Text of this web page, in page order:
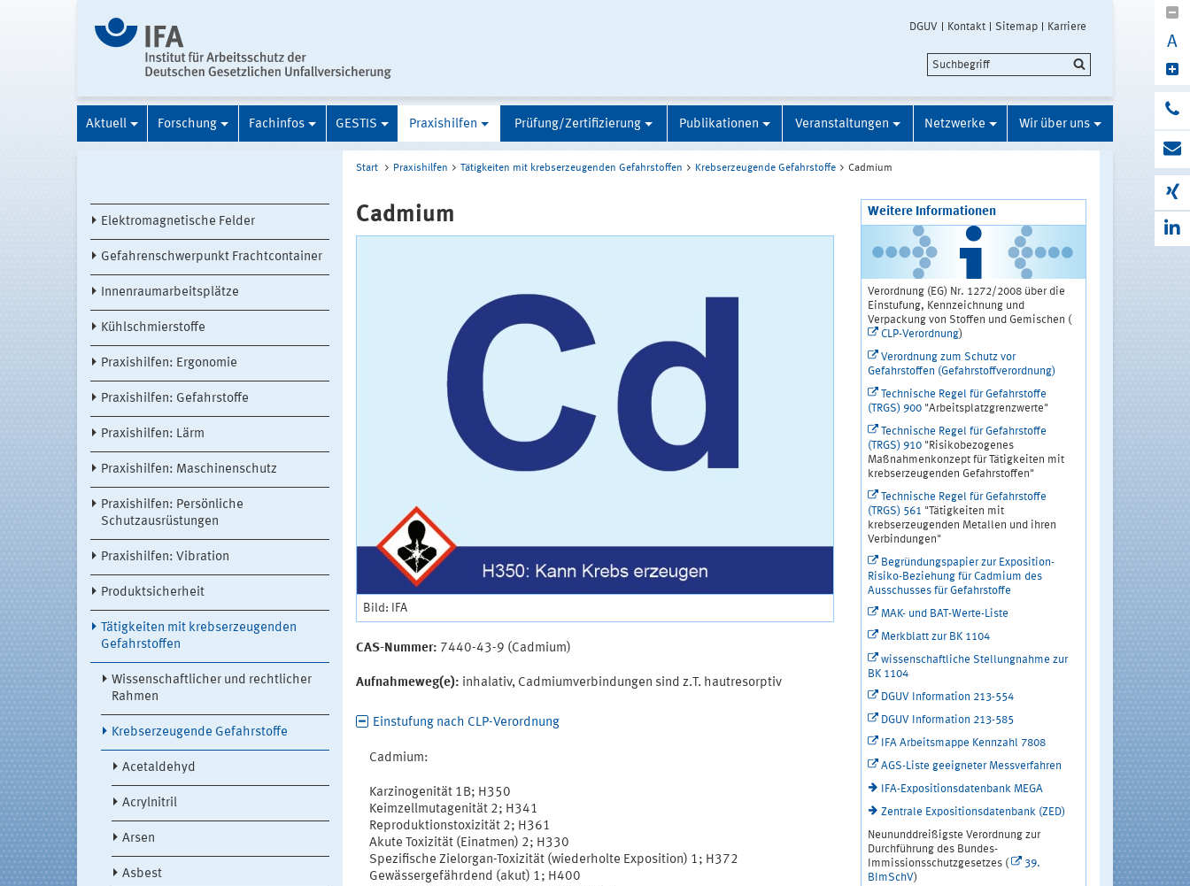
DGUV Kontakt Sitemap Karriere
A
Aktuell Forschung Fachinfos GESTIS Praxishilfen Prüfung/Zertifizierung Publikationen Veranstaltungen Netzwerke Wir über uns
Elektromagnetische Felder
Gefahrenschwerpunkt Frachtcontainer
Innenraumarbeitsplätze
Kühlschmierstoffe
Praxishilfen: Ergonomie
Praxishilfen: Gefahrstoffe
Praxishilfen: Lärm
Praxishilfen: Maschinenschutz
Praxishilfen: Persönliche
Schutzausrüstungen
Praxishilfen: Vibration
Produktsicherheit
Tätigkeiten mit krebserzeugenden
Gefahrstoffen
Wissenschaftlicher und rechtlicher
Rahmen
Krebserzeugende Gefahrstoffe
Acetaldehyd
Acrylnitril
Arsen
Asbest
Start Praxishilfen Tätigkeiten mit krebserzeugenden Gefahrstoffen Krebserzeugende Gefahrstoffe Cadmium
Cadmium
Bild: IFA
CAS-Nummer: 7440-43-9 (Cadmium)
Aufnahmeweg(e): inhalativ, Cadmiumverbindungen sind z.T. hautresorptiv
Einstufung nach CLP-Verordnung
Cadmium:
Karzinogenität 1B; H350
Keimzellmutagenität 2; H341
Reproduktionstoxizität 2; H361
Akute Toxizität (Einatmen) 2; H330
Spezifische Zielorgan-Toxizität (wiederholte Exposition) 1; H372
Gewässergefährdend (akut) 1; H400
Weitere Informationen
Verordnung (EG) Nr. 1272/2008 über die
Einstufung, Kennzeichnung und
Verpackung von Stoffen und Gemischen (
CLP-Verordnung)
Verordnung zum Schutz vor
Gefahrstoffen (Gefahrstoffverordnung)
Technische Regel für Gefahrstoffe
(TRGS) 900"Arbeitsplatzgrenzwerte"
Technische Regel für Gefahrstoffe
(TRGS) 910"Risikobezogenes
Maßnahmenkonzept für Tätigkeiten mit
krebserzeugenden Gefahrstoffen"
Technische Regel für Gefahrstoffe
(TRGS) 561 "Tätigkeiten mit
krebserzeugenden Metallen und ihren
Verbindungen"
Begründungspapier zur Exposition-
Risiko-Beziehung für Cadmium des
Ausschusses für Gefahrstoffe
MAK- und BAT-Werte-Liste
Merkblatt zur BK 1104
wissenschaftliche Stellungnahme zur
BK 1104
DGUV Information 213-554
DGUV Information 213-585
IFA Arbeitsmappe Kennzahl 7808
AGS-Liste geeigneter Messverfahren
IFA-Expositionsdatenbank MEGA
Zentrale Expositionsdatenbank (ZED)
Neununddreißigste Verordnung zur
Durchführung des Bundes-
Immissionsschutzgesetzes (
39.
BImSchV)